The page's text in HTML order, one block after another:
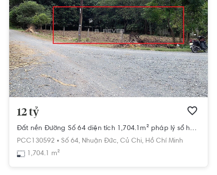
12 tỷ
Đất nền Đường Số 64 diện tích 1,704.1m² pháp lý sổ hồng.
PCC130592 • Số 64, Nhuận Đức, Củ Chi, Hồ Chí Minh
1,704.1 m²